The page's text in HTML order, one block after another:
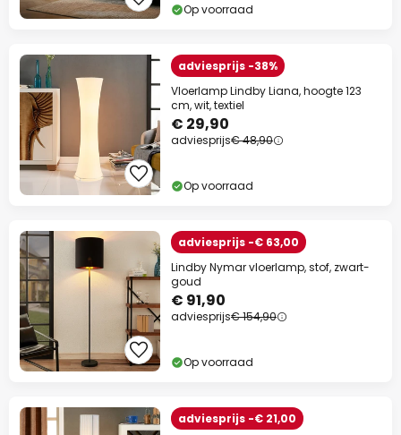
Op voorraad
adviesprijs -38%
Vloerlamp Lindby Liana, hoogte 123
cm, wit, textiel
€ 29,90
adviesprijs€ 48,90
Op voorraad
adviesprijs -€ 63,00
Lindby Nymar vloerlamp, stof, zwart-
goud
€ 91,90
adviesprijs€ 154,90
Op voorraad
adviesprijs -€ 21,00